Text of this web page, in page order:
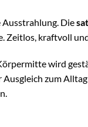
Ausstrahlung. Die
Zeitlos, kraftvoll
wird
zum